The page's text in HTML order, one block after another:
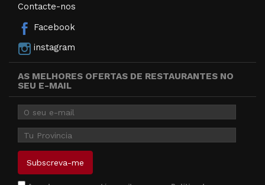
Contacte-nos
Facebook
instagram
AS MELHORES OFERTAS DE RESTAURANTES NO
SEU E-MAIL